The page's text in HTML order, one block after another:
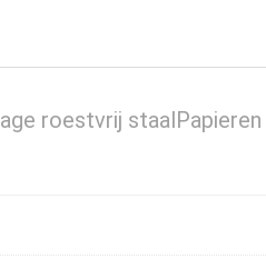
roestvrij staalPapieren